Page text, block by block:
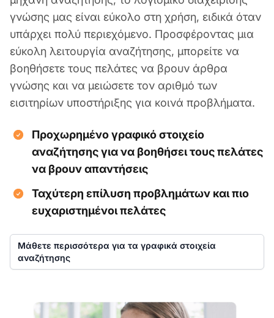
γνώσης μας είναι εύκολο στη χρήση, ειδικά όταν
υπάρχει πολύ περιεχόμενο. Προσφέροντας μια
εύκολη λειτουργία αναζήτησης, μπορείτε να
βοηθήσετε τους πελάτες να βρουν άρθρα
γνώσης και να μειώσετε τον αριθμό των
εισιτηρίων υποστήριξης για κοινά προβλήματα.
Προχωρημένο γραφικό στοιχείο
αναζήτησης για να βοηθήσει τους πελάτες
να βρουν απαντήσεις
Ταχύτερη επίλυση προβλημάτων και πιο
ευχαριστημένοι πελάτες
Μάθετε περισσότερα για τα γραφικά στοιχεία
αναζήτησης